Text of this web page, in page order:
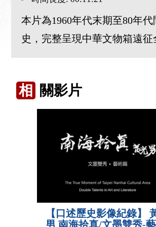
本片為1960年代末期至80年
史，完整呈現中華文物箱遠征
相 關影片
【口述歷史影像紀錄】
男 南海拾真/文墨雙秀-